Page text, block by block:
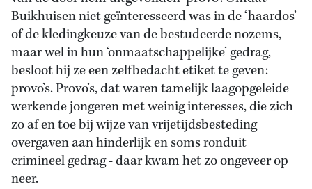
Buikhuisen niet geïnteresseerd was in de ‘haardos’
of de kledingkeuze van de bestudeerde nozems,
maar wel in hun ‘onmaatschappelijke’ gedrag,
besloot hij ze een zelfbedacht etiket te geven:
provo’s. Provo’s, dat waren tamelijk laagopgeleide
werkende jongeren met weinig interesses, die zich
zo af en toe bij wijze van vrijetijdsbesteding
overgaven aan hinderlijk en soms ronduit
crimineel gedrag - daar kwam het zo ongeveer op
neer.